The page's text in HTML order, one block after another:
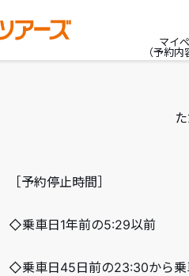
マイ
（予約内
［予約停止時間］
◇乗車日1年前の5:29以前
◇乗車日45日前の23:30から